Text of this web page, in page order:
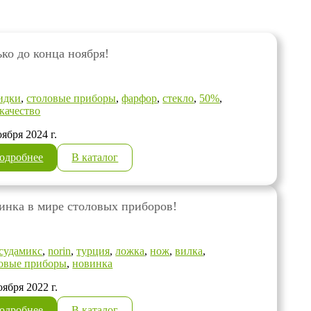
до конца ноября!
,столовые приборы,фарфор,стекло, 50%,
2024 г.
В каталог
в мире столовых приборов!
,norin,турция,ложка,нож,вилка,
приборы,новинка
2022 г.